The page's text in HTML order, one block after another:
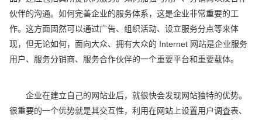
伙伴的沟通。如何完善企业的服务体系，这是企业非常重要的工
作。这方面固然可以通过广告、组织活动、设立服务分点等来体
现，但无论如何，面向大众、拥有大众的 Internet 网站是企业服务
用户、服务分销商、服务合作伙伴的一个重要平台和重要载体。
企业在建立自己的网站业后，就很快会发现网站独特的优势。
很重要的一个优势就是其交互性，利用在网站上设置用户调査表、